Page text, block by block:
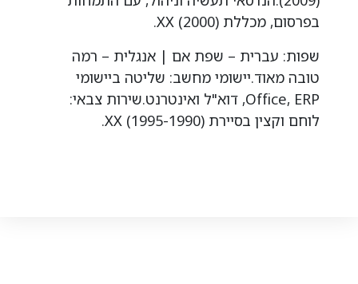
בפרסום, מכללת XX (2000).
שפות: עברית – שפת אם | אנגלית – רמה
טובה מאוד.יישומי מחשב: שליטה ביישומי
Office, ERP, דוא"ל ואינטרנט.שירות צבאי:
לוחם וקצין בסיירת XX (1995-1990).